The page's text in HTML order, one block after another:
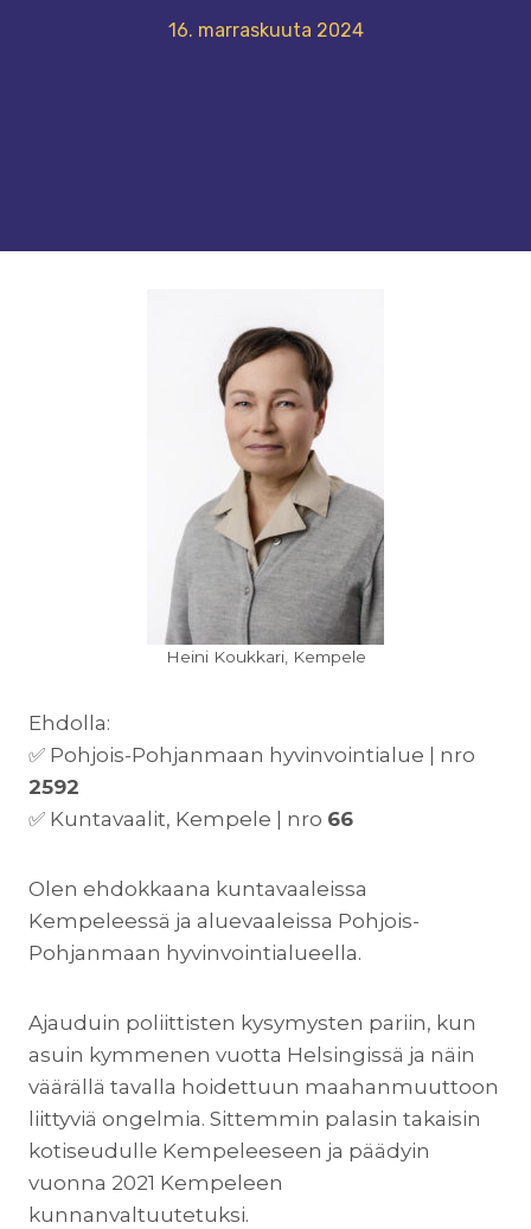
16. marraskuuta 2024
Heini Koukkari, Kempele
Ehdolla:
✅ Pohjois-Pohjanmaan hyvinvointialue | nro
2592
✅ Kuntavaalit, Kempele | nro 66
Olen ehdokkaana kuntavaaleissa
Kempeleessä ja aluevaaleissa Pohjois-
Pohjanmaan hyvinvointialueella.
Ajauduin poliittisten kysymysten pariin, kun
asuin kymmenen vuotta Helsingissä ja näin
väärällä tavalla hoidettuun maahanmuuttoon
liittyviä ongelmia. Sittemmin palasin takaisin
kotiseudulle Kempeleeseen ja päädyin
vuonna 2021 Kempeleen
kunnanvaltuutetuksi.